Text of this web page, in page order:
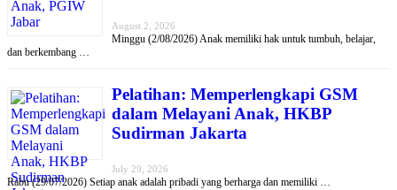
August 2, 2026
Minggu (2/08/2026) Anak memiliki hak untuk tumbuh, belajar,
dan berkembang …
Pelatihan: Memperlengkapi GSM
dalam Melayani Anak, HKBP
Sudirman Jakarta
July 29, 2026
Rabu (29/07/2026) Setiap anak adalah pribadi yang berharga dan memiliki …